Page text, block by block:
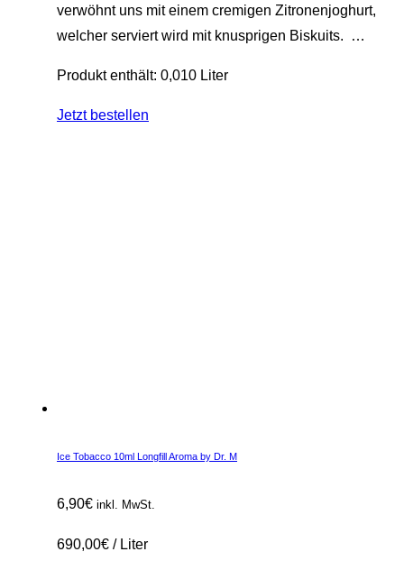
verwöhnt uns mit einem cremigen Zitronenjoghurt,
welcher serviert wird mit knusprigen Biskuits. …
Produkt enthält: 0,010 Liter
Jetzt bestellen
Ice Tobacco 10ml Longfill Aroma by Dr. M
6,90€ inkl. MwSt.
690,00€ / Liter